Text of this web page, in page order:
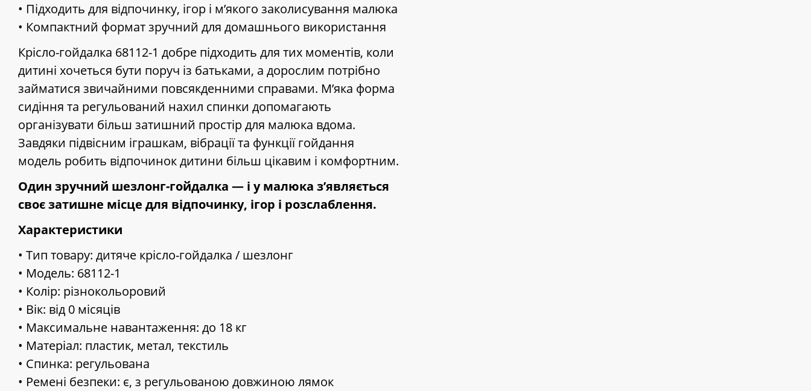
• Підходить для відпочинку, ігор і м’якого заколисування малюка
• Компактний формат зручний для домашнього використання
Крісло-гойдалка 68112-1 добре підходить для тих моментів, коли
дитині хочеться бути поруч із батьками, а дорослим потрібно
займатися звичайними повсякденними справами. М’яка форма
сидіння та регульований нахил спинки допомагають
організувати більш затишний простір для малюка вдома.
Завдяки підвісним іграшкам, вібрації та функції гойдання
модель робить відпочинок дитини більш цікавим і комфортним.
Один зручний шезлонг-гойдалка — і у малюка з’являється
своє затишне місце для відпочинку, ігор і розслаблення.
Характеристики
• Тип товару: дитяче крісло-гойдалка / шезлонг
• Модель: 68112-1
• Колір: різнокольоровий
• Вік: від 0 місяців
• Максимальне навантаження: до 18 кг
• Матеріал: пластик, метал, текстиль
• Спинка: регульована
• Ремені безпеки: є, з регульованою довжиною лямок